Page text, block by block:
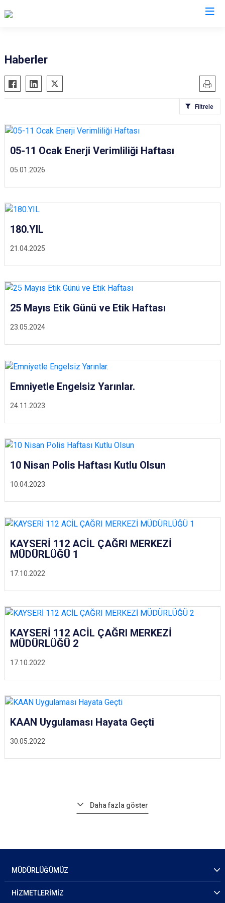
Haberler
Filtrele
05.01.2026
05-11 Ocak Enerji Verimliliği Haftası
21.04.2025
180.YIL
23.05.2024
25 Mayıs Etik Günü ve Etik Haftası
24.11.2023
Emniyetle Engelsiz Yarınlar.
10.04.2023
10 Nisan Polis Haftası Kutlu Olsun
17.10.2022
KAYSERİ 112 ACİL ÇAĞRI MERKEZİ
MÜDÜRLÜĞÜ 1
17.10.2022
KAYSERİ 112 ACİL ÇAĞRI MERKEZİ
MÜDÜRLÜĞÜ 2
30.05.2022
KAAN Uygulaması Hayata Geçti
Daha fazla göster
MÜDÜRLÜĞÜMÜZ
HİZMETLERİMİZ